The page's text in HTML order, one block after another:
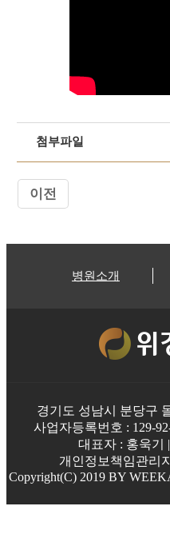
첨부파일
이전
병원소개
경기도 성남시 분당구
사업자등록번호 : 129-
대표자 : 홍욱기
개인정보책임관리
Copyright(C) 2019 BY